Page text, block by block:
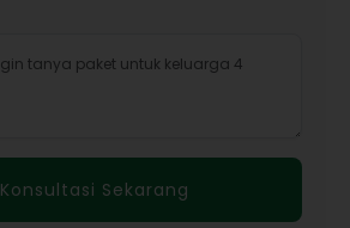
Konsultasi Sekarang